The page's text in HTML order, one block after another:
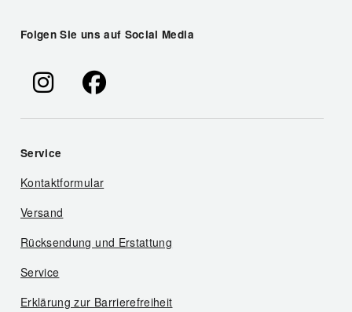
Folgen Sie uns auf Social Media
Service
Kontaktformular
Versand
Rücksendung und Erstattung
Service
Erklärung zur Barrierefreiheit